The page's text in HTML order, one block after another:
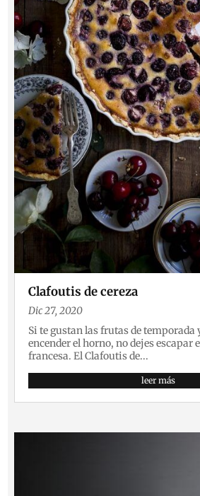
Clafoutis de cereza
Dic 27, 2020
Si te gustan las frutas de temporada
encender el horno, no dejes escapar
francesa. El Clafoutis de...
leer más